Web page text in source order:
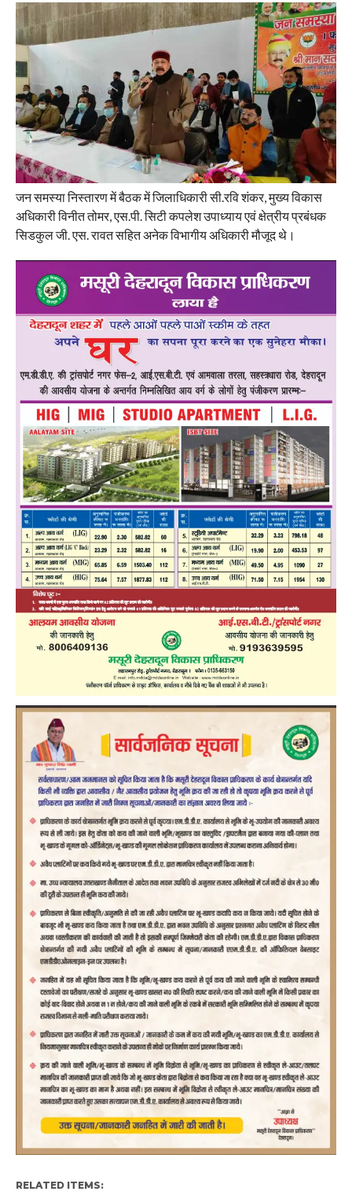
जन समस्या निस्तारण में बैठक में जिलाधिकारी सी.रवि शंकर, मुख्य विकास
अधिकारी विनीत तोमर, एस.पी. सिटी कपलेश उपाध्याय एवं क्षेत्रीय प्रबंधक
सिडकुल जी. एस. रावत सहित अनेक विभागीय अधिकारी मौजूद थे।
RELATED ITEMS: